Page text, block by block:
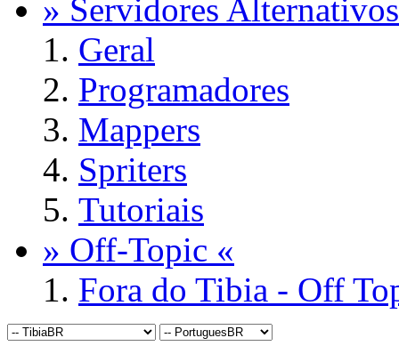
» Servidores
Geral
Programadores
Mappers
Spriters
Tutoriais
» Off-Topic «
Fora do Tibia - Off